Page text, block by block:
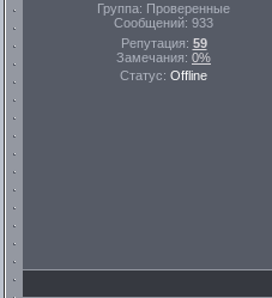
Группа: Проверенные
Сообщений: 933
Репутация: 59
Замечания: 0%
Статус: Offline